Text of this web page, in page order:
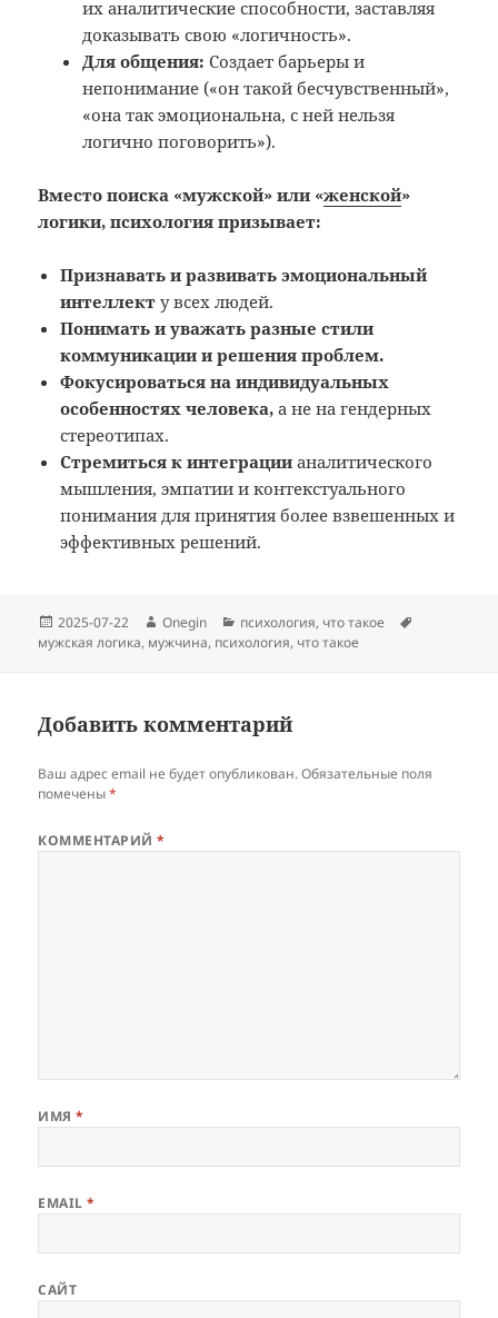
их аналитические способности, заставляя
доказывать свою «логичность».
Для общения: Создает барьеры и
непонимание («он такой бесчувственный»,
«она так эмоциональна, с ней нельзя
логично поговорить»).
Вместо поиска «мужской» или «женской»
логики, психология призывает:
Признавать и развивать эмоциональный
интеллект у всех людей.
Понимать и уважать разные стили
коммуникации и решения проблем.
Фокусироваться на индивидуальных
особенностях человека, а не на гендерных
стереотипах.
Стремиться к интеграции аналитического
мышления, эмпатии и контекстуального
понимания для принятия более взвешенных и
эффективных решений.
Опубликовано
2025-07-22 Автор
Onegin Рубрики
психология, что такое
мужская логика, мужчина, психология, что такое
Добавить комментарий
Ваш адрес email не будет опубликован. Обязательные поля
помечены*
КОММЕНТАРИЙ*
ИМЯ*
EMAIL*
САЙТ